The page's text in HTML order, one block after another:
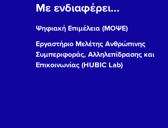
Με ενδιαφέρει...
Ψηφιακή Επιμέλεια (ΜΟΨΕ)
Εργαστήριο Μελέτης Ανθρώπινης
Συμπεριφοράς, Αλληλεπίδρασης και
Επικοινωνίας (HUBIC Lab)